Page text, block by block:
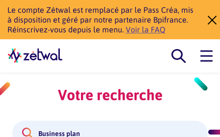
Le compte Zétwal est remplacé par le Pass Créa, mis
à disposition et géré par notre partenaire Bpifrance.
Réinscrivez-vous depuis le menu.Voir la FAQ
Votre recherche